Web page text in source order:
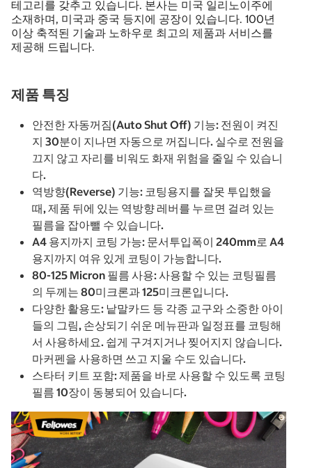
테고리를 갖추고 있습니다. 본사는 미국 일리노이주에
소재하며, 미국과 중국 등지에 공장이 있습니다. 100년
이상 축적된 기술과 노하우로 최고의 제품과 서비스를
제공해 드립니다.
제품 특징
안전한 자동꺼짐(Auto Shut Off) 기능: 전원이 켜진
지 30분이 지나면 자동으로 꺼집니다. 실수로 전원을
끄지 않고 자리를 비워도 화재 위험을 줄일 수 있습니
다.
역방향(Reverse) 기능: 코팅용지를 잘못 투입했을
때, 제품 뒤에 있는 역방향 레버를 누르면 걸려 있는
필름을 잡아뺄 수 있습니다.
A4 용지까지 코팅 가능: 문서투입폭이 240mm로 A4
용지까지 여유 있게 코팅이 가능합니다.
80-125 Micron 필름 사용: 사용할 수 있는 코팅필름
의 두께는 80미크론과 125미크론입니다.
다양한 활용도: 낱말카드 등 각종 교구와 소중한 아이
들의 그림, 손상되기 쉬운 메뉴판과 일정표를 코팅해
서 사용하세요. 쉽게 구겨지거나 찢어지지 않습니다.
마커펜을 사용하면 쓰고 지울 수도 있습니다.
스타터 키트 포함: 제품을 바로 사용할 수 있도록 코팅
필름 10장이 동봉되어 있습니다.